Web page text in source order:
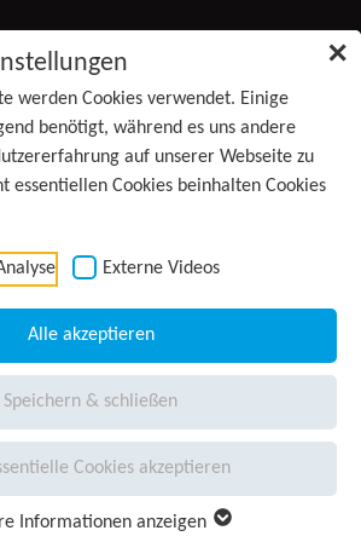
✕
werden Cookies verwendet. Einige
benötigt, während es uns andere
auf unserer Webseite zu
essentiellen Cookies beinhalten Cookies
Externe Videos
Alle akzeptieren
Speichern & schließen
Cookies akzeptieren
Informationen anzeigen